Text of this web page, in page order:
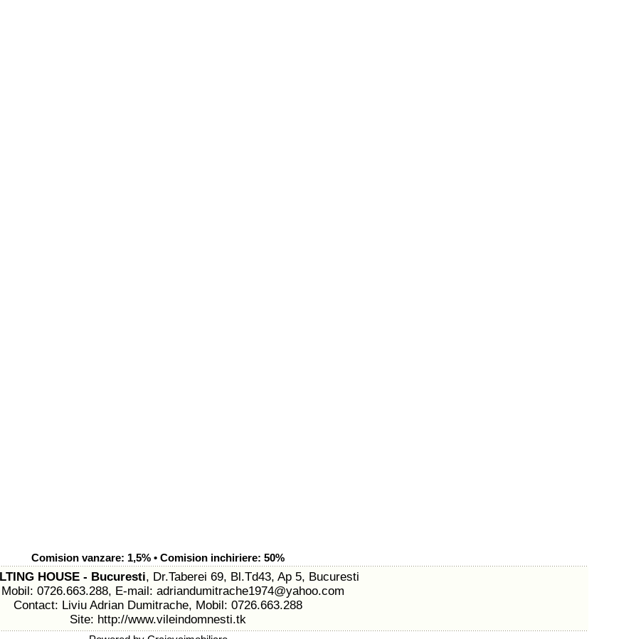
Comision vanzare: 1,5% • Comision inchiriere: 50%
HOUSE - Bucuresti, Dr.Taberei 69, Bl.Td43, Ap 5, Bucuresti
0726.663.288, E-mail: adriandumitrache1974@yahoo.com
Contact: Liviu Adrian Dumitrache, Mobil: 0726.663.288
Site: http://www.vileindomnesti.tk